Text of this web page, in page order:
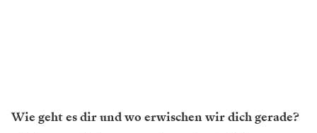
Wie geht es dir und wo erwischen wir dich gerade?